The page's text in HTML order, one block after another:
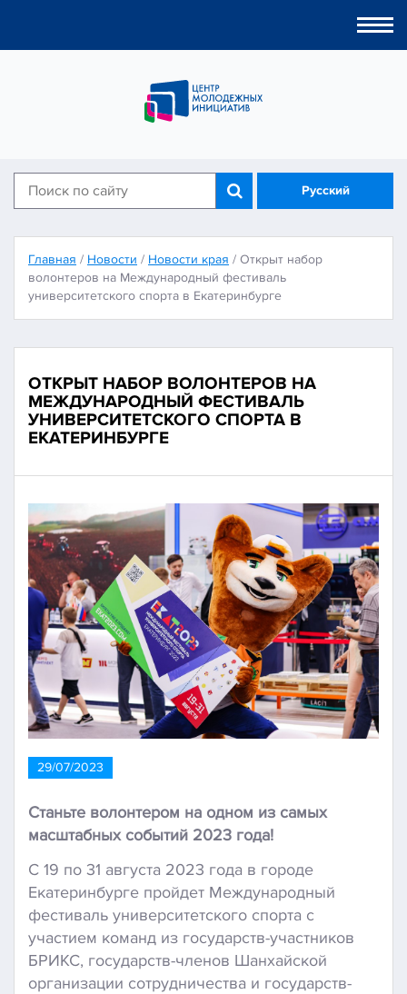
Русский
Главная / Новости / Новости края / Открыт набор
волонтеров на Международный фестиваль
университетского спорта в Екатеринбурге
ОТКРЫТ НАБОР ВОЛОНТЕРОВ НА
МЕЖДУНАРОДНЫЙ ФЕСТИВАЛЬ
УНИВЕРСИТЕТСКОГО СПОРТА В
ЕКАТЕРИНБУРГЕ
29/07/2023
Станьте волонтером на одном из самых
масштабных событий 2023 года!
С 19 по 31 августа 2023 года в городе
Екатеринбурге пройдет Международный
фестиваль университетского спорта с
участием команд из государств-участников
БРИКС, государств-членов Шанхайской
организации сотрудничества и государств-